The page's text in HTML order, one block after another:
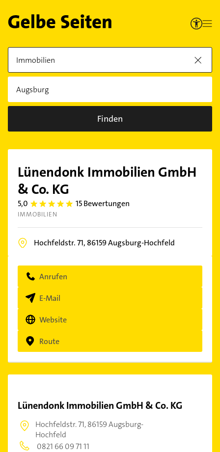
Finden
Lünendonk Immobilien GmbH
& Co. KG
5,0 5.0 15 Bewertungen
IMMOBILIEN
Hochfeldstr. 71, 86159Augsburg-Hochfeld
Anrufen
E-Mail
Website
Route
Lünendonk Immobilien GmbH & Co. KG
Hochfeldstr. 71,86159 Augsburg-
Hochfeld
0821 66 09 71 11